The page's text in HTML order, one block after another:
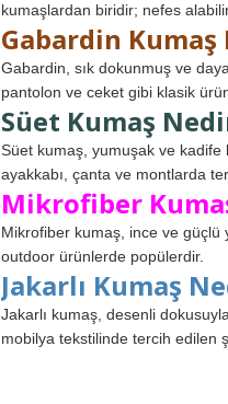
kumaşlardan biridir; nefes
Gabardin Kumaş
Gabardin, sık dokunmuş ve
pantolon ve ceket gibi klasik
Süet Kumaş
Süet kumaş, yumuşak ve kadife
ayakkabı, çanta ve montlarda
Mikrofiber
Mikrofiber kumaş, ince ve güçlü
outdoor ürünlerde popülerdir.
Jakarlı Kumaş
Jakarlı kumaş, desenli
mobilya tekstilinde tercih edilen